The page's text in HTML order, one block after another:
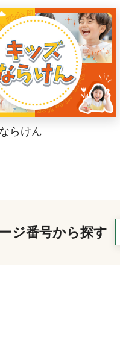
らけん
ジ番号から探す